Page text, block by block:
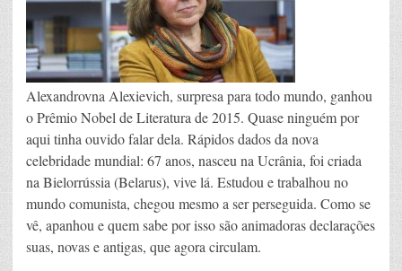
Alexandrovna Alexievich, surpresa para todo mundo, ganhou
o Prêmio Nobel de Literatura de 2015. Quase ninguém por
aqui tinha ouvido falar dela. Rápidos dados da nova
celebridade mundial: 67 anos, nasceu na Ucrânia, foi criada
na Bielorrússia (Belarus), vive lá. Estudou e trabalhou no
mundo comunista, chegou mesmo a ser perseguida. Como se
vê, apanhou e quem sabe por isso são animadoras declarações
suas, novas e antigas, que agora circulam.